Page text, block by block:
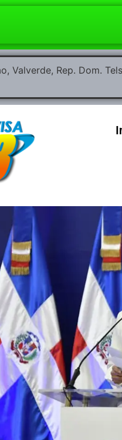
Valverde, Rep. Dom.